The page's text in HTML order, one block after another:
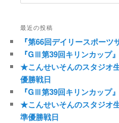
最近の投稿
『第66回デイリースポー
『GⅢ第39回キリンカップ
★こんせいそんのスタジオ
優勝戦日
『GⅢ第39回キリンカップ
★こんせいそんのスタジオ
準優勝戦日